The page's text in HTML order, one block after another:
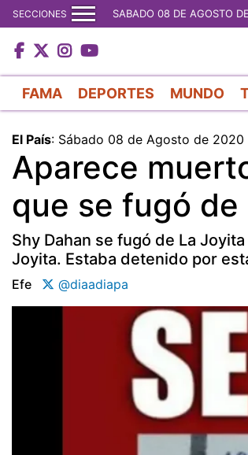
SECCIONES SABADO 08 DE AGOSTO
FAMA DEPORTES MUNDO
El País: Sábado 08 de Agosto de 2020
Aparece
que se fugó de
Shy Dahan se fugó de La
Joyita. Estaba detenido por
Efe @diaadiapa